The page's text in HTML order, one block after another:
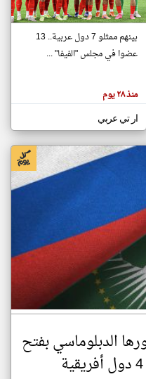
تغيير الدولة
جزر القمر على مدار الساعة
جزر القمر العاجلة والمباشرة
بينهم ممثلو 7 دول عربية.. 13
عضوا في مجلس "الفيفا" ...
منذ ٢٨ يوم
ار تي عربي
الدبلوماسي بفتح
klyoum.com